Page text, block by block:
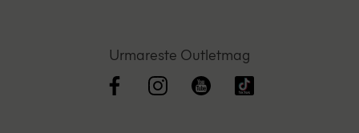
Urmareste Outletmag